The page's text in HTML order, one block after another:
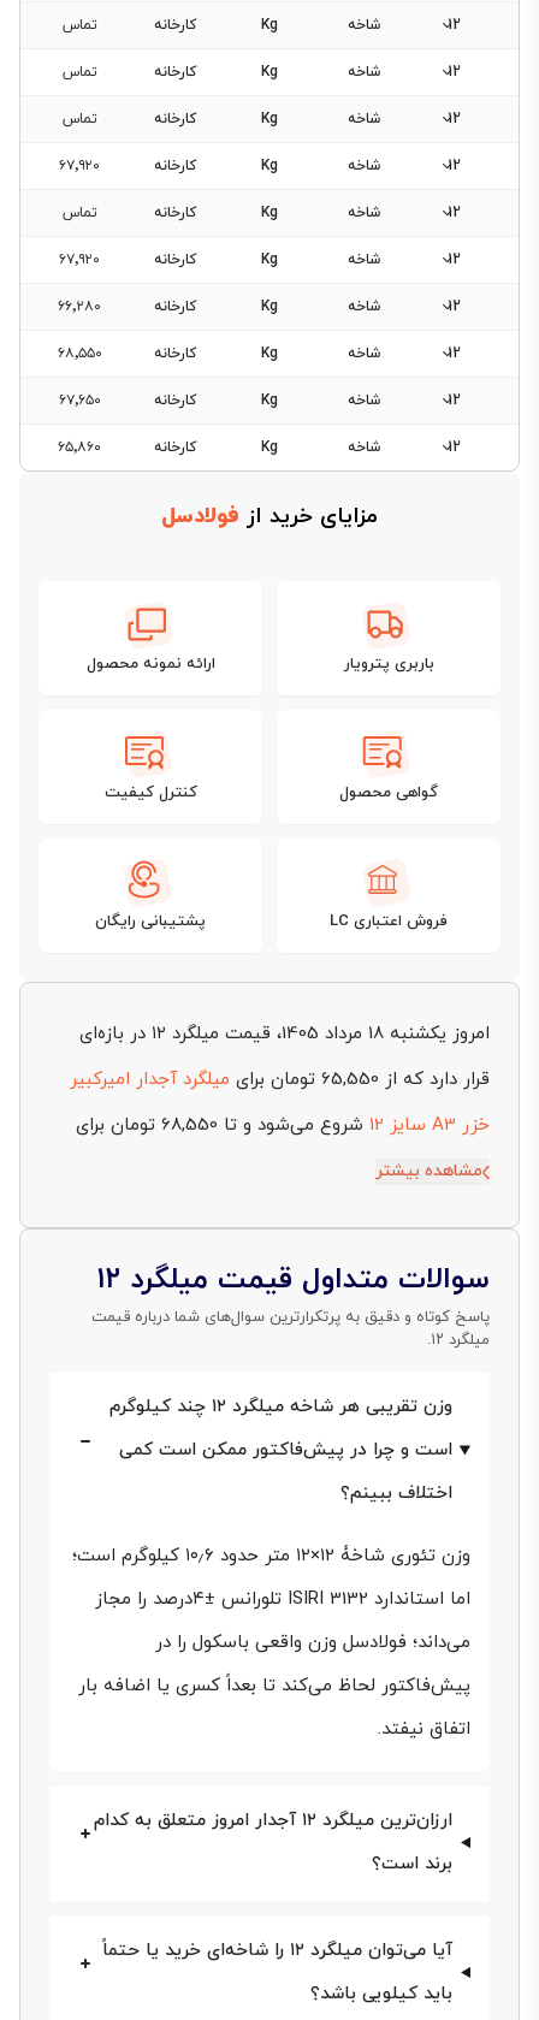
12 شاخه Kg کارخانه تماس
12 شاخه Kg کارخانه تماس
12 شاخه Kg کارخانه تماس
12 شاخه Kg کارخانه ۶۷٬۹۲۰
12 شاخه Kg کارخانه تماس
12 شاخه Kg کارخانه ۶۷٬۹۲۰
12 شاخه Kg کارخانه ۶۶٬۲۸۰
12 شاخه Kg کارخانه ۶۸٬۵۵۰
12 شاخه Kg کارخانه ۶۷٬۶۵۰
12 شاخه Kg کارخانه ۶۵٬۸۶۰
مزایای خرید از فولادسل
باربری پترویار ارائه نمونه محصول
گواهی محصول کنترل کیفیت
فروش اعتباری LC پشتیبانی رایگان
امروز یکشنبه 18 مرداد 1405، قیمت میلگرد ۱۲ در بازه‌ای
قرار دارد که از 65,550 تومان برای
میلگرد آجدار امیرکبیر
خزر A3 سایز 12
شروع می‌شود و تا 68,550 تومان برای
میلگرد پردیس آذربایجان A3 سایز 12
کیلوگرم است. همچنین اعداد به‌صورت روزانه بر اساس
آخرین تغییرات بازار، موجودی کارخانه‌ها و شرایط عرضه
به‌روزرسانی می‌شوند.
قیمت میلگرد ۱۲ معمولاً تحت تأثیر عواملی مثل نوع گرید،
ساده یا آجدار بودن محصول، برند تولیدکننده، وزن هر
شاخه، کیفیت نورد و فاصله محل تحویل از کارخانه تغییر
می‌کند. به همین دلیل، ممکن است دو محصول با سایز
یکسان، اختلاف قیمت محسوسی داشته باشند و بررسی
مشخصات فنی در کنار نرخ روز، تصمیم‌گیری را دقیق‌تر
کند. در این سایز، هم میلگردهای A2 و هم A3 در بازار
عرضه می‌شوند و هرکدام بسته به نوع مصرف، در بازه
میلگرد ۱۲ میلی‌متری، ستون فقرات بسیاری از سازه‌های
نواری و ستون‌های با مقطع سبک) است و هر نوسان
قیمتی در این سایز می‌تواند بودجۀ پروژه‌های عمرانی را
مشاهده بیشتر
سوالات متداول قیمت میلگرد ۱۲
پاسخ کوتاه و دقیق به پرتکرارترین سوال‌های شما درباره قیمت
میلگرد ۱۲.
وزن تقریبی هر شاخه میلگرد ۱۲ چند کیلوگرم
است و چرا در پیش‌فاکتور ممکن است کمی
اختلاف ببینم؟
وزن تئوری شاخۀ ۱۲×۱۲ متر حدود ۱۰٫۶ کیلوگرم است؛
اما استاندارد ISIRI 3132 تلورانس ±۴درصد را مجاز
می‌داند؛ فولادسل وزن واقعی باسکول را در
پیش‌فاکتور لحاظ می‌کند تا بعداً کسری یا اضافه بار
اتفاق نیفتد.
ارزان‌ترین میلگرد ۱۲ آجدار امروز متعلق به کدام
برند است؟
آیا می‌توان میلگرد ۱۲ را شاخه‌ای خرید یا حتماً
باید کیلویی باشد؟